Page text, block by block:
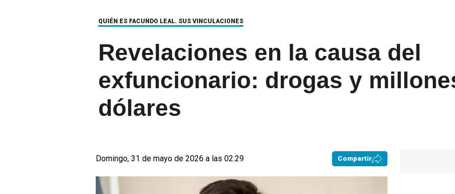
QUIÉN ES FACUNDO LEAL. SUS VINCULACIONES
Revelaciones en la causa del
exfuncionario: drogas y
dólares
Domingo, 31 de mayo de 2026 a las 02:29 Compartir